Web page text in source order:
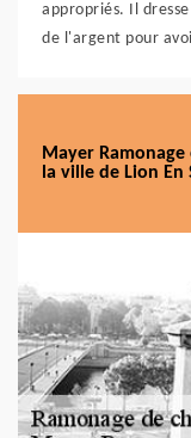
appropriés. Il
de l'argent pour
Mayer
la ville de Lion En